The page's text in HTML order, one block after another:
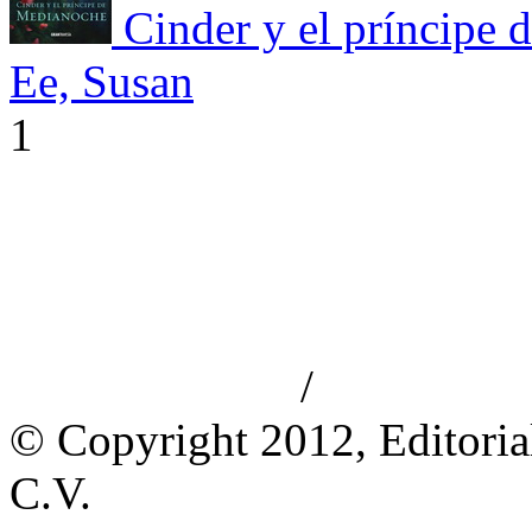
Cinder y el príncipe
Ee, Susan
1
/
© Copyright 2012,
C.V.